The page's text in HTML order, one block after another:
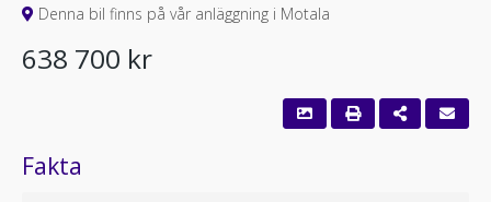
Denna bil finns på vår anläggning i Motala
638 700 kr
Fakta